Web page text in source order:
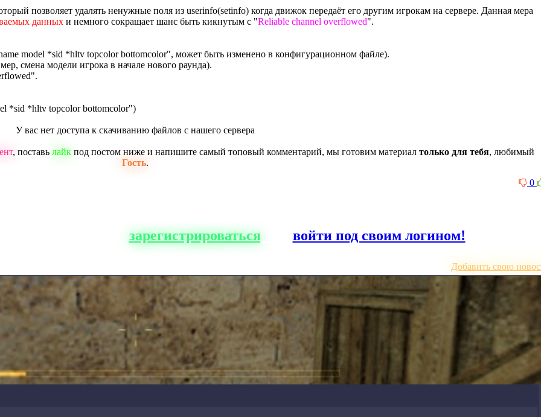
позволяет удалять ненужные поля из userinfo(setinfo) когда движок передаёт его другим игрокам на сервере. Данная мера
данных и немного сокращает шанс быть кикнутым с "Reliable channel overflowed".
model *sid *hltv topcolor bottomcolor", может быть изменено в конфигурационном файле).
смена модели игрока в начале нового раунда).
*sid *hltv topcolor bottomcolor")
У вас нет доступа к скачиванию файлов с нашего сервера
, поставь лайкпод постом ниже и напишите самый топовый комментарий, мы готовим материал только для тебя, любимый
Гость.
0
сайта, вам нужно зарегистрироватьсяили войти под своим логином!
Добавить свою